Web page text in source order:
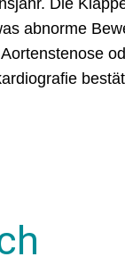
abnorme